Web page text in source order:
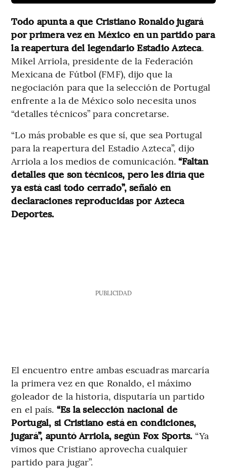
Todo apunta a que Cristiano Ronaldo jugará
por primera vez en México en un partido para
la reapertura del legendario Estadio Azteca.
Mikel Arriola, presidente de la Federación
Mexicana de Fútbol (FMF), dijo que la
negociación para que la selección de Portugal
enfrente a la de México solo necesita unos
“detalles técnicos” para concretarse.
“Lo más probable es que sí, que sea Portugal
para la reapertura del Estadio Azteca”, dijo
Arriola a los medios de comunicación.“Faltan
detalles que son técnicos, pero les diría que
ya está casi todo cerrado”, señaló en
declaraciones reproducidas por Azteca
Deportes.
PUBLICIDAD
El encuentro entre ambas escuadras marcaría
la primera vez en que Ronaldo, el máximo
goleador de la historia, disputaría un partido
en el país. “Es la selección nacional de
Portugal, si Cristiano está en condiciones,
jugará”, apuntó Arriola, según Fox Sports. “Ya
vimos que Cristiano aprovecha cualquier
partido para jugar”.